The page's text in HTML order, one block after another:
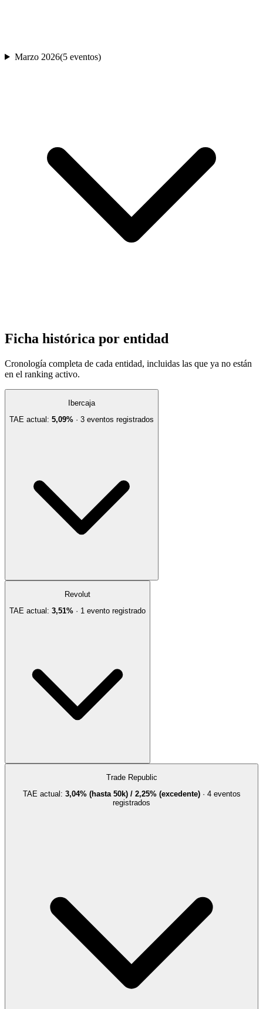
Marzo 2026(5eventos)
Ficha histórica por entidad
Cronología completa de cada entidad, incluidas las que ya no están
en el ranking activo.
Ibercaja
TAE actual: 5,09% · 3 eventos registrados
Revolut
TAE actual: 3,51% · 1 evento registrado
Trade Republic
TAE actual: 3,04% (hasta 50k) / 2,25% (excedente)· 4eventos
registrados